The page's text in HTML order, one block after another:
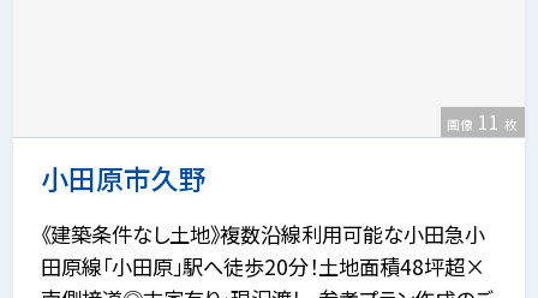
小田原市久野
画像 11 枚
《建築条件なし土地》複数沿線利用可能な小田急小
田原線「小田原」駅へ徒歩20分！土地面積48坪超×